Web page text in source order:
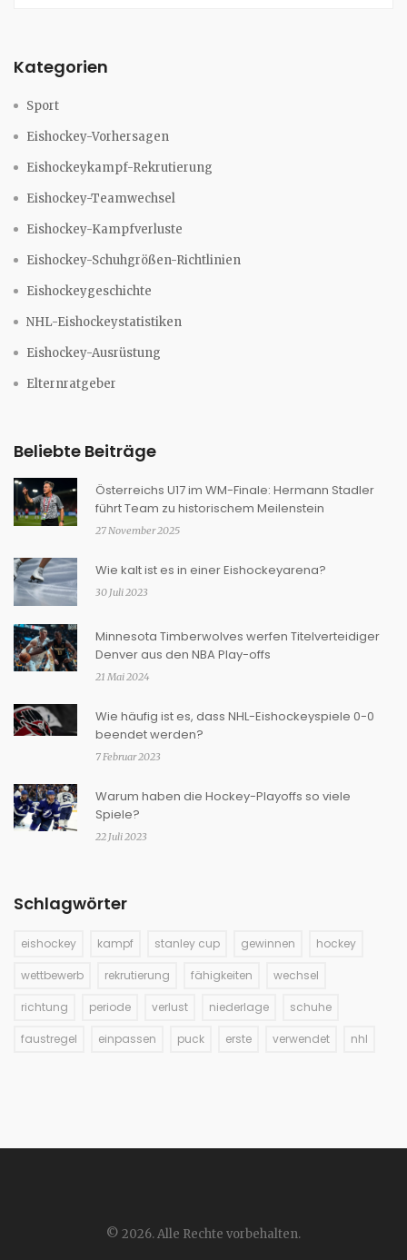
Kategorien
Sport
Eishockey-Vorhersagen
Eishockeykampf-Rekrutierung
Eishockey-Teamwechsel
Eishockey-Kampfverluste
Eishockey-Schuhgrößen-Richtlinien
Eishockeygeschichte
NHL-Eishockeystatistiken
Eishockey-Ausrüstung
Elternratgeber
Beliebte Beiträge
Österreichs U17 im WM-Finale: Hermann Stadler
führt Team zu historischem Meilenstein
27 November 2025
Wie kalt ist es in einer Eishockeyarena?
30 Juli 2023
Minnesota Timberwolves werfen Titelverteidiger
Denver aus den NBA Play-offs
21 Mai 2024
Wie häufig ist es, dass NHL-Eishockeyspiele 0-0
beendet werden?
7 Februar 2023
Warum haben die Hockey-Playoffs so viele
Spiele?
22 Juli 2023
Schlagwörter
eishockey kampf stanley cup gewinnen hockey
wettbewerb rekrutierung fähigkeiten wechsel
richtung periode verlust niederlage schuhe
faustregel einpassen puck erste verwendet nhl
© 2026. Alle Rechte vorbehalten.